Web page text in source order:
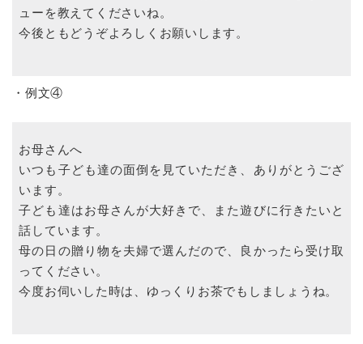
ューを教えてくださいね。
今後ともどうぞよろしくお願いします。
・例文④
お母さんへ
いつも子ども達の面倒を見ていただき、ありがとうござ
います。
子ども達はお母さんが大好きで、また遊びに行きたいと
話しています。
母の日の贈り物を夫婦で選んだので、良かったら受け取
ってください。
今度お伺いした時は、ゆっくりお茶でもしましょうね。